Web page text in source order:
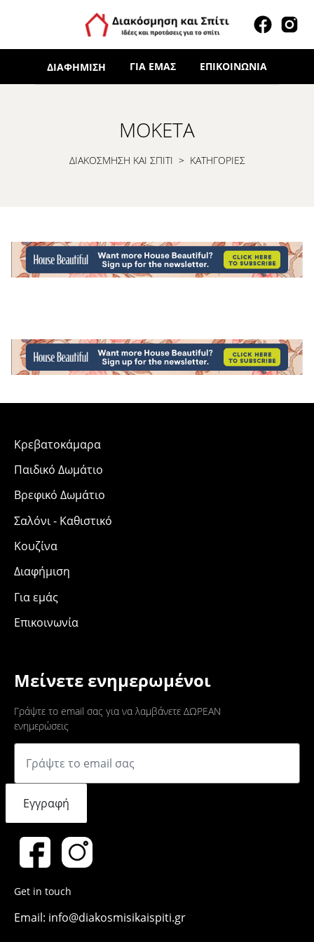
ΔΙΑΦΉΜΙΣΗ ΓΙΑ ΕΜΆΣ ΕΠΙΚΟΙΝΩΝΊΑ
ΜΟΚΈΤΑ
ΔΙΑΚΟΣΜΗΣΗ ΚΑΙ ΣΠΙΤΙ > ΚΑΤΗΓΟΡΙΕΣ
Μείνετε ενημερωμένοι
Γράψτε το email σας για να λαμβάνετε ΔΩΡΕΑΝ
ενημερώσεις
Εγγραφή
Get in touch
Email: info@diakosmisikaispiti.gr
Κρεβατοκάμαρα
Παιδικό Δωμάτιο
Βρεφικό Δωμάτιο
Σαλόνι - Καθιστικό
Κουζίνα
Διαφήμιση
Για εμάς
Επικοινωνία